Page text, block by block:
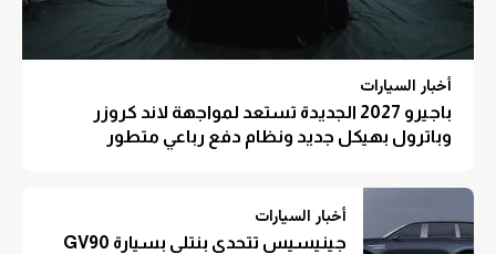
أخبار السيارات
باجيرو 2027 الجديدة تستعد لمواجهة لاند كروزر
وباترول بهيكل جديد ونظام دفع رباعي متطور
أخبار السيارات
جينيسيس تتحدى بنتلي بسيارة GV90